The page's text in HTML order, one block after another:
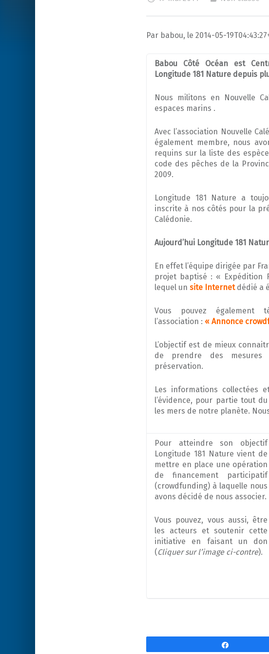
Par babou, le 2014-05-
Babou Côté Océan est
Longitude 181 Nature depuis
Nous militons en Nouvelle
espaces marins .
Avec l’association Nouvelle
également membre, nous
requins sur la liste des
code des pêches de la
2009.
Longitude 181 Nature a
inscrite à nos côtés pour la
Calédonie.
Aujourd’hui Longitude 181
En effet l’équipe dirigée par
projet baptisé : « Expédition
lequel un site Internetdédié a
Vous pouvez également
l’association : « Annonce
L’objectif est de mieux
de prendre des mesures
préservation.
Les informations collectées
l’évidence, pour partie tout
les mers de notre planète.
Pour atteindre son objectif
Longitude 181 Nature vient de
mettre en place une opération
de financement participatif
(crowdfunding) à laquelle nous
avons décidé de nous associer.
Vous pouvez, vous aussi, être
les acteurs et soutenir cette
initiative en faisant un don
( Cliquer sur l’image ci-contre).